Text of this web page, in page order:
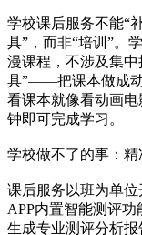
学校课后服务不能“
具”，而非“培训”。
漫课程，不涉及集
具”——把课本做成
看课本就像看动画
钟即可完成学习。
学校做不了的事：
课后服务以班为单
APP内置智能测评功
生成专业测评分析